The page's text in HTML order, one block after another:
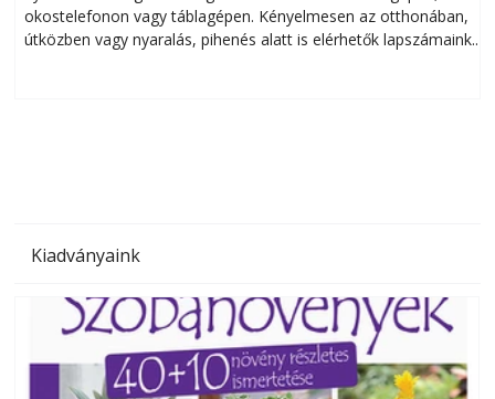
okostelefonon vagy táblagépen. Kényelmesen az otthonában,
útközben vagy nyaralás, pihenés alatt is elérhetők lapszámaink.
Kiadványaink